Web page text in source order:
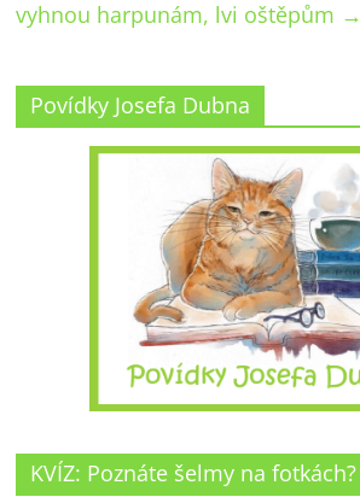
vyhnou harpunám, lvi oštěpům →
Povídky Josefa Dubna
KVÍZ: Poznáte šelmy na fotkách?